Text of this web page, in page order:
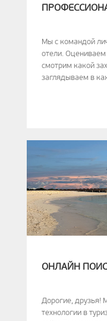
Мы с командой
отели. Оцениваем
смотрим какой
заглядываем в
ОНЛАЙН
Дорогие, друзья!
технологии в